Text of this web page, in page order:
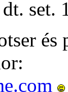
set.